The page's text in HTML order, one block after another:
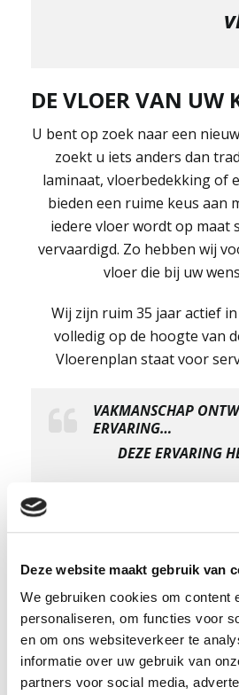
Deze website maakt gebruik van
We gebruiken cookies om content
personaliseren, om functies voor
en om ons websiteverkeer te
informatie over uw gebruik van
partners voor social media,
DE VLOER VAN UW
U bent op zoek naar een
zoekt u iets anders dan
laminaat, vloerbedekking of
bieden een ruime keus aan
iedere vloer wordt op maat
vervaardigd. Zo hebben wij
vloer die bij uw
Wij zijn ruim 35 jaar actief
volledig op de hoogte van
Vloerenplan staat voor
VAKMANSCHAP
ERVARING…
DEZE ERVARING